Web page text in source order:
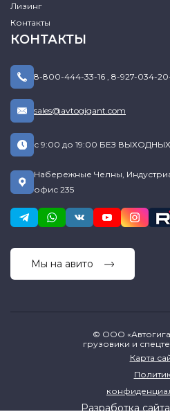
Лизинг
Контакты
КОНТАКТЫ
8-800-444-33-16 , 8-927-034-
sales@avtogigant.com
с 9:00 до 19:00 БЕЗ ВЫХОДНЫХ
Набережные Челны,
офис 235
Мы на авито
© ООО
грузовики и
Карта
Разработка